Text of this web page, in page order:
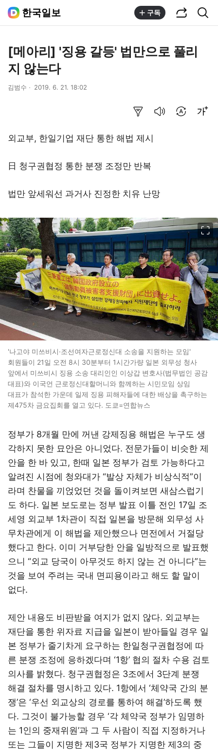
한국일보 구독
[메아리] '징용 갈등' 법만으로 풀리
지 않는다
김범수 2019. 6. 21. 18:02
외교부, 한일기업 재단 통한 해법 제시
日 청구권협정 통한 분쟁 조정만 반복
법만 앞세워선 과거사 진정한 치유 난망
'나고야 미쓰비시·조선여자근로정신대 소송을 지원하는 모임'
회원들이 21일 오전 8시 30분부터 1시간가량 일본 외무성 청사
앞에서 미쓰비시 징용 소송 대리인인 이상갑 변호사(법무법인 공감
대표)와 이국언 근로정신대할머니와 함께하는 시민모임 상임
대표가 참석한 가운데 일제 징용 피해자들에 대한 배상을 촉구하는
제475차 금요집회를 열고 있다. 도쿄=연합뉴스
정부가 8개월 만에 꺼낸 강제징용 해법은 누구도 생
각하지 못한 묘안은 아니었다. 전문가들이 비슷한 제
안을 한 바 있고, 한때 일본 정부가 검토 가능하다고
알려진 시점에 청와대가 “발상 자체가 비상식적”이
라며 찬물을 끼얹었던 것을 돌이켜보면 새삼스럽기
도 하다. 일본 보도로는 정부 발표 이틀 전인 17일 조
세영 외교부 1차관이 직접 일본을 방문해 외무성 사
무차관에게 이 해법을 제안했으나 면전에서 거절당
했다고 한다. 이미 거부당한 안을 일방적으로 발표했
으니 “외교 당국이 아무것도 하지 않는 건 아니다”는
것을 보여 주려는 국내 면피용이라고 해도 할 말이
없다.
제안 내용도 비판받을 여지가 없지 않다. 외교부는
재단을 통한 위자료 지급을 일본이 받아들일 경우 일
본 정부가 줄기차게 요구하는 한일청구권협정에 따
른 분쟁 조정에 응하겠다며 ‘1항’ 협의 절차 수용 검토
의사를 밝혔다. 청구권협정은 3조에서 3단계 분쟁
해결 절차를 명시하고 있다. 1항에서 ‘체약국 간의 분
쟁’은 ‘우선 외교상의 경로를 통하여 해결’하도록 했
다. 그것이 불가능할 경우 ‘각 체약국 정부가 임명하
는 1인의 중재위원’과 그 두 사람이 직접 지정하거나
또는 그들이 지명한 제3국 정부가 지명한 제3의 중